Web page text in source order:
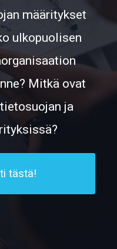
määritykset
ulkopuolisen
Mitkä ovat
ja
tästä!